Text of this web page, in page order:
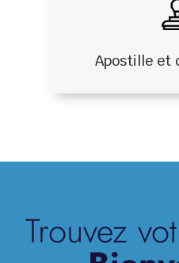
Apostille et
Trouvez